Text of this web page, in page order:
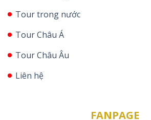
Tour trong nước
Tour Châu Á
Tour Châu Âu
Liên hệ
FANPAGE